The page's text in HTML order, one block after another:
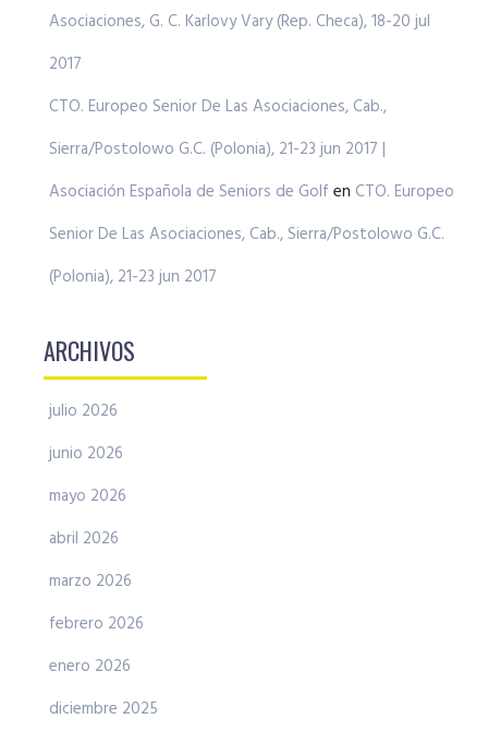
Asociaciones, G. C. Karlovy Vary (Rep. Checa), 18-20 jul
2017
CTO. Europeo Senior De Las Asociaciones, Cab.,
Sierra/Postolowo G.C. (Polonia), 21-23 jun 2017 |
Asociación Española de Seniors de Golf en CTO. Europeo
Senior De Las Asociaciones, Cab., Sierra/Postolowo G.C.
(Polonia), 21-23 jun 2017
ARCHIVOS
julio 2026
junio 2026
mayo 2026
abril 2026
marzo 2026
febrero 2026
enero 2026
diciembre 2025